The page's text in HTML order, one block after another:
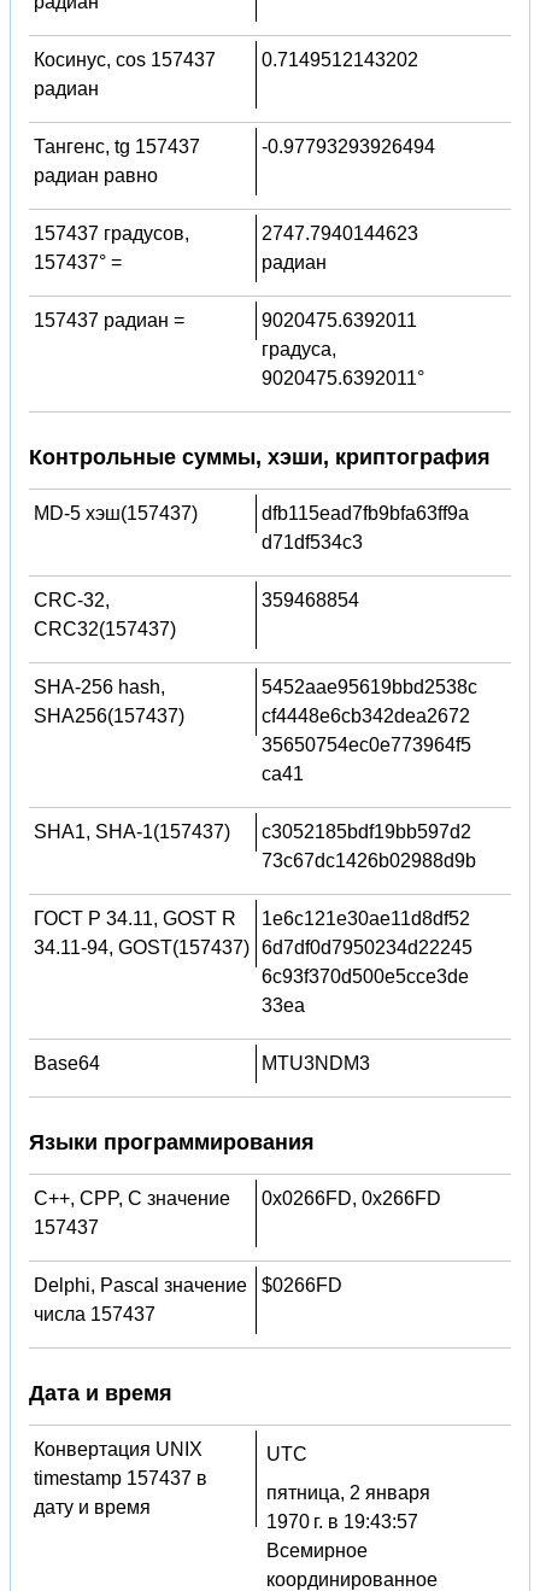
Косинус, cos 157437
радиан
0.7149512143202
Тангенс, tg 157437
радиан равно
-0.97793293926494
157437 градусов,
157437° =
2747.7940144623
радиан
157437 радиан =
9020475.6392011
градуса,
9020475.6392011°
Контрольные суммы, хэши, криптография
MD-5 хэш(157437)
dfb115ead7fb9bfa63ff9a
d71df534c3
CRC-32,
CRC32(157437)
359468854
SHA-256 hash,
SHA256(157437)
5452aae95619bbd2538c
cf4448e6cb342dea2672
35650754ec0e773964f5
ca41
SHA1, SHA-1(157437)
c3052185bdf19bb597d2
73c67dc1426b02988d9b
ГОСТ Р 34.11, GOST R
34.11-94, GOST(157437)
1e6c121e30ae11d8df52
6d7df0d7950234d22245
6c93f370d500e5cce3de
33ea
Base64 MTU3NDM3
Языки программирования
C++, CPP, C значение
157437
0x0266FD, 0x266FD
Delphi, Pascal значение
числа 157437
$0266FD
Дата и время
Конвертация UNIX
timestamp 157437 в
дату и время
UTC
пятница, 2 января
1970 г. в 19:43:57
Всемирное
координированное